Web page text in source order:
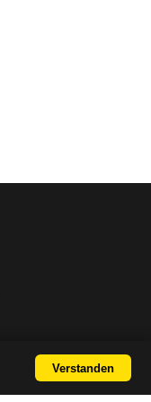
Verstanden